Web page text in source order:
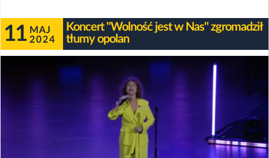
11 MAJ
2024
Koncert "Wolność jest w Nas" zgromadził
tłumy opolan